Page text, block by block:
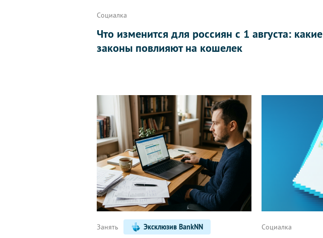
Социалка
Что изменится для россиян с 1 августа: какие
законы повлияют на кошелек
Занять Эксклюзив BankNN Социалка